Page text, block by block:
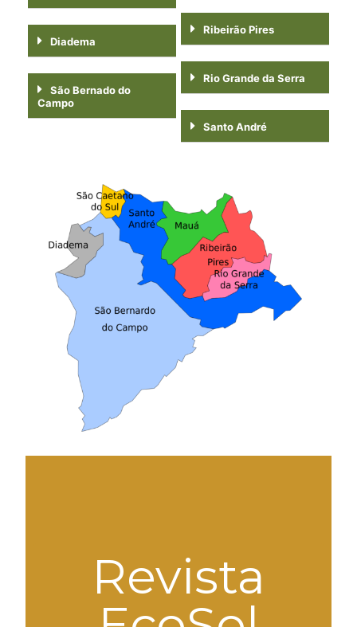
Diadema
São Bernado do
Campo
Ribeirão Pires
Rio Grande da Serra
Santo André
Revista